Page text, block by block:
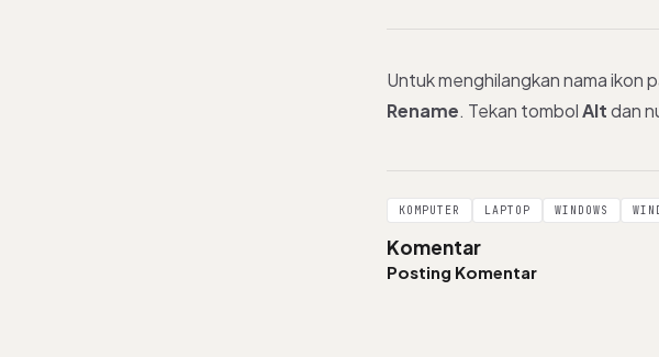
Untuk menghilangkan nama ikon
Rename. Tekan tombolAltdan
KOMPUTER LAPTOP WINDOWS
Komentar
Posting Komentar